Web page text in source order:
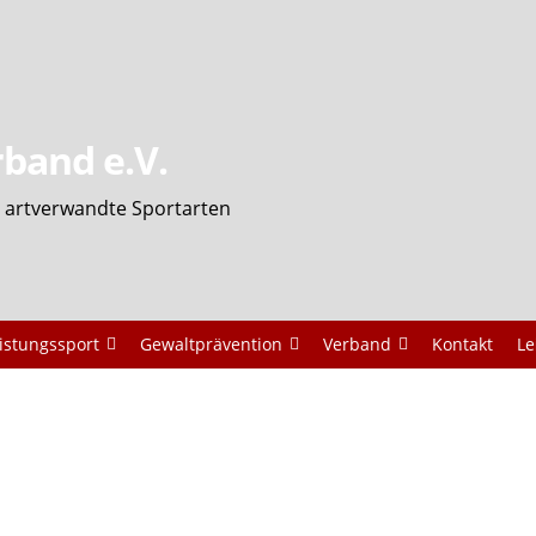
e.V.
artverwandte Sportarten
Gewaltprävention Verband Kontakt